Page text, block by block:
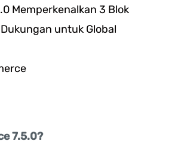
Memperkenalkan 3 Blok
untuk Global
7.5.0?